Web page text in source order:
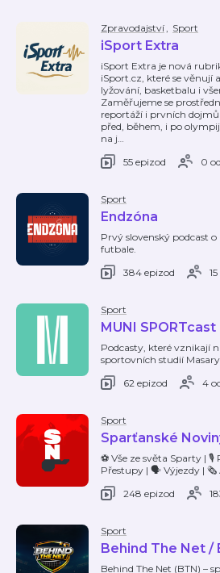
Zpravodajství, Sport
iSport Extra
iSport Extra je nová
iSport.cz, které se věnují
lyžování, basketbalu i
Zaměřujeme se
reportáží i prvních dojmů
před, během, i po
na j…
55 epizod
0
Sport
Endzóna
Prvý slovenský podcast
futbale.
384 epizod
Sport
MUNI SPORTcast
Podcasty, které vznikají
sportovních studií
62 epizod
4
Sport
Sparťanské
⚽️ Vše ze světa Sparty | 🎙️
Přestupy | 🗣️ Výjezdy |
248 epizod
Sport
Behind The Net /
Behind The Net (BTN) –